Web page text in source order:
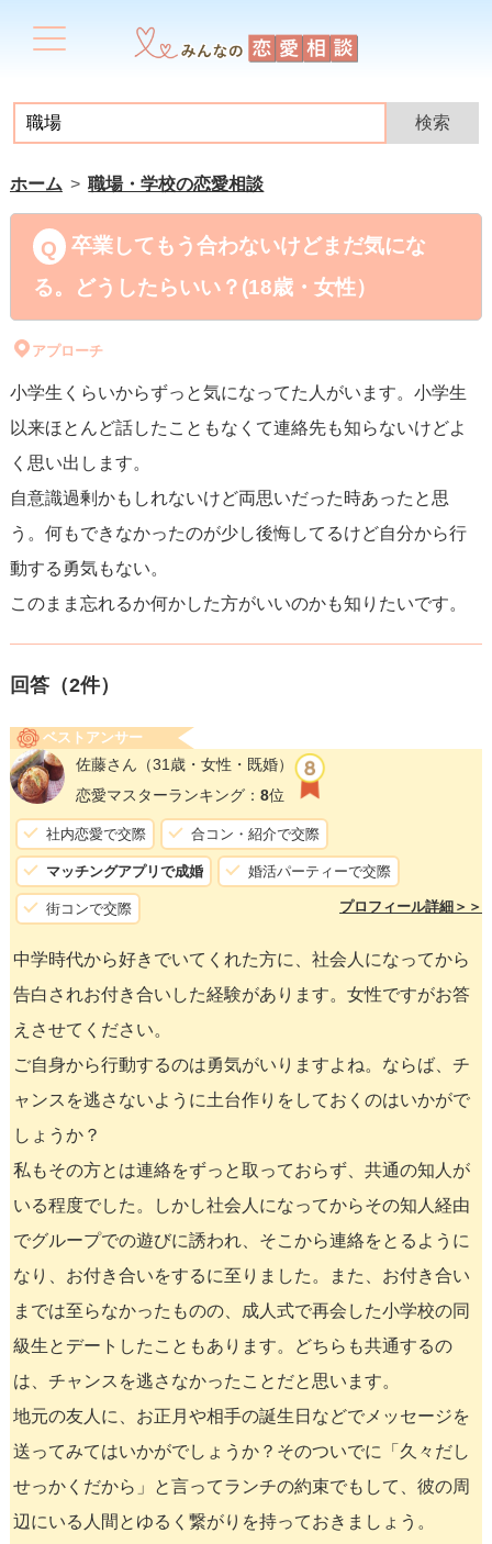
ホーム 職場・学校の恋愛相談
卒業してもう合わないけどまだ気にな
る。どうしたらいい？(18歳・女性）
アプローチ
小学生くらいからずっと気になってた人がいます。小学生
以来ほとんど話したこともなくて連絡先も知らないけどよ
く思い出します。
自意識過剰かもしれないけど両思いだった時あったと思
う。何もできなかったのが少し後悔してるけど自分から行
動する勇気もない。
このまま忘れるか何かした方がいいのかも知りたいです。
回答（2件）
ベストアンサー
佐藤さん （31歳・女性・既婚）
恋愛マスターランキング： 8位
社内恋愛で交際 合コン・紹介で交際
マッチングアプリで成婚 婚活パーティーで交際
街コンで交際 プロフィール詳細＞＞
中学時代から好きでいてくれた方に、社会人になってから
告白されお付き合いした経験があります。女性ですがお答
えさせてください。
ご自身から行動するのは勇気がいりますよね。ならば、チ
ャンスを逃さないように土台作りをしておくのはいかがで
しょうか？
私もその方とは連絡をずっと取っておらず、共通の知人が
いる程度でした。しかし社会人になってからその知人経由
でグループでの遊びに誘われ、そこから連絡をとるように
なり、お付き合いをするに至りました。また、お付き合い
までは至らなかったものの、成人式で再会した小学校の同
級生とデートしたこともあります。どちらも共通するの
は、チャンスを逃さなかったことだと思います。
地元の友人に、お正月や相手の誕生日などでメッセージを
送ってみてはいかがでしょうか？そのついでに「久々だし
せっかくだから」と言ってランチの約束でもして、彼の周
辺にいる人間とゆるく繋がりを持っておきましょう。